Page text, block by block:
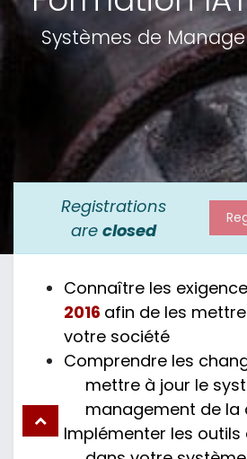
Systèmes de
Registrations
areclosed
Connaître les
2016 afin de les
votre société
Comprendre les
mettre à jour le
management de la
Implémenter les